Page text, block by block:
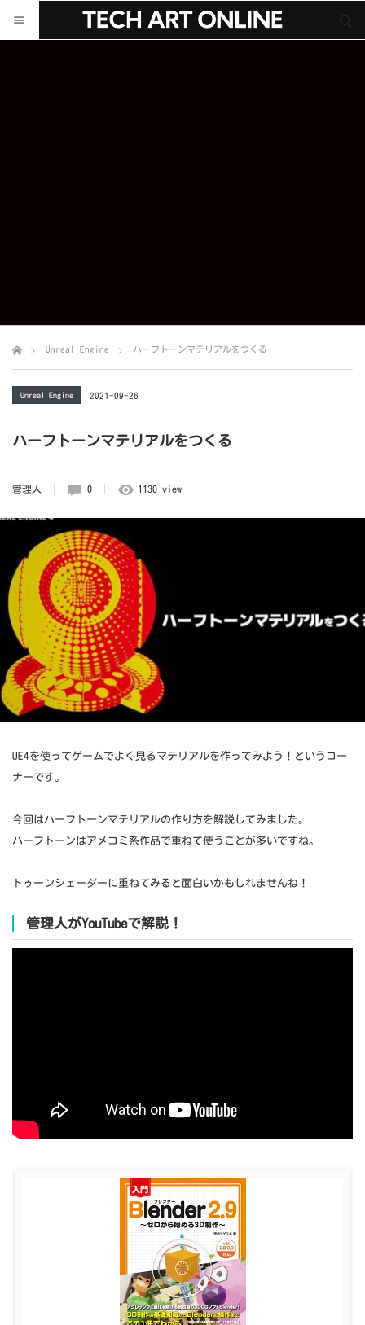
Unreal Engine ハーフトーンマテリアルをつくる
Unreal Engine 2021-09-26
ハーフトーンマテリアルをつくる
管理人 0 1130 view
UE4を使ってゲームでよく見るマテリアルを作ってみよう！というコー
ナーです。
今回はハーフトーンマテリアルの作り方を解説してみました。
ハーフトーンはアメコミ系作品で重ねて使うことが多いですね。
トゥーンシェーダーに重ねてみると面白いかもしれませんね！
管理人がYouTubeで解説！